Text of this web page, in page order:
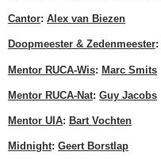
Cantor: Alex van Biezen
Doopmeester & Zedenmeester:
Mentor RUCA-Wis: Marc Smits
Mentor RUCA-Nat: Guy Jacobs
Mentor UIA: Bart Vochten
Midnight: Geert Borstlap